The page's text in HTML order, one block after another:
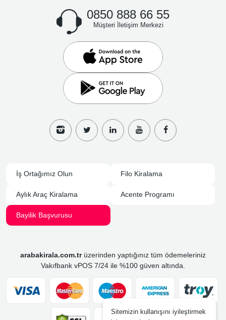
0850 888 66 55
Müşteri İletişim Merkezi
İş Ortağımız Olun Filo Kiralama
Aylık Araç Kiralama Acente Programı
Bayilik Başvurusu
arabakirala.com.trüzerinden yaptığınız tüm ödemeleriniz
Vakıfbank vPOS 7/24 ile %100 güven altında.
Sitemizin kullanışını iyileştirmek